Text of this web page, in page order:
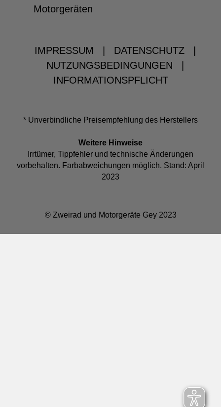
Motorgeräten
IMPRESSUM DATENSCHUTZ
NUTZUNGSBEDINGUNGEN
INFORMATIONSPFLICHT
* Unverbindliche Preisempfehlung des Herstellers
Weitere Hinweise
Irrtümer, Tippfehler und technische Änderungen
vorbehalten. Farbabweichungen möglich. Stand: April
2023
© Zweirad und Motorgeräte Gey 2023